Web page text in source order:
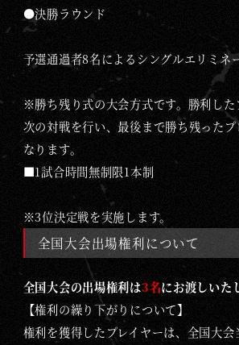
●決勝ラウンド
予選通過者8名によるシングルエリミネ
※勝ち残り式の大会方式です。勝利した
次の対戦を行い、最後まで勝ち残ったプ
なります。
■1試合時間無制限1本制
※3位決定戦を実施します。
全国大会出場権利について
全国大会の出場権利は3名にお渡しいた
【権利の繰り下がりについて】
権利を獲得したプレイヤーは、全国大会